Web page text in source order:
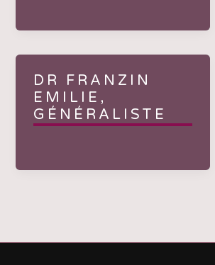
DR FRANZIN
EMILIE,
GÉNÉRALISTE